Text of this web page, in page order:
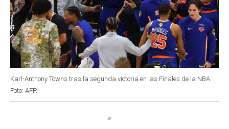
Karl-Anthony Towns tras la segunda victoria en las Finales de la NBA.
Foto: AFP.